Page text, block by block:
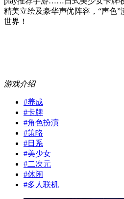
精美立绘及豪华声优阵容，“声色
世界！
游戏介绍
#养成
#卡牌
#角色扮演
#策略
#日系
#美少女
#二次元
#休闲
#多人联机